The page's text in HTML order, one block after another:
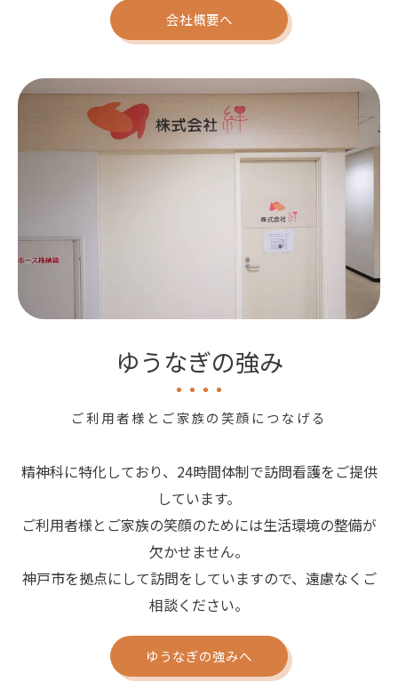
会社概要へ
ご利用者様とご家族の笑顔につなげる
ゆうなぎの強み
精神科に特化しており、24時間体制で訪問看護をご提供
しています。
ご利用者様とご家族の笑顔のためには生活環境の整備が
欠かせません。
神戸市を拠点にして訪問をしていますので、遠慮なくご
相談ください。
ゆうなぎの強みへ